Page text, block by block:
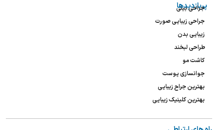
پربازدیدها
جراحی بینی
جراحی زیبایی صورت
زیبایی بدن
طراحی لبخند
کاشت مو
جوانسازی پوست
بهترین جراح زیبایی
بهترین کلینیک زیبایی